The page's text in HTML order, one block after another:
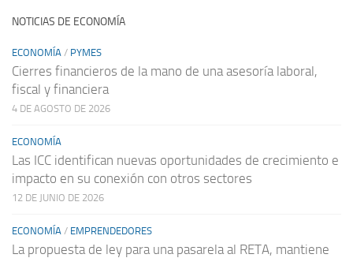
NOTICIAS DE ECONOMÍA
ECONOMÍA / PYMES
Cierres financieros de la mano de una asesoría laboral,
fiscal y financiera
4 DE AGOSTO DE 2026
ECONOMÍA
Las ICC identifican nuevas oportunidades de crecimiento e
impacto en su conexión con otros sectores
12 DE JUNIO DE 2026
ECONOMÍA / EMPRENDEDORES
La propuesta de ley para una pasarela al RETA, mantiene